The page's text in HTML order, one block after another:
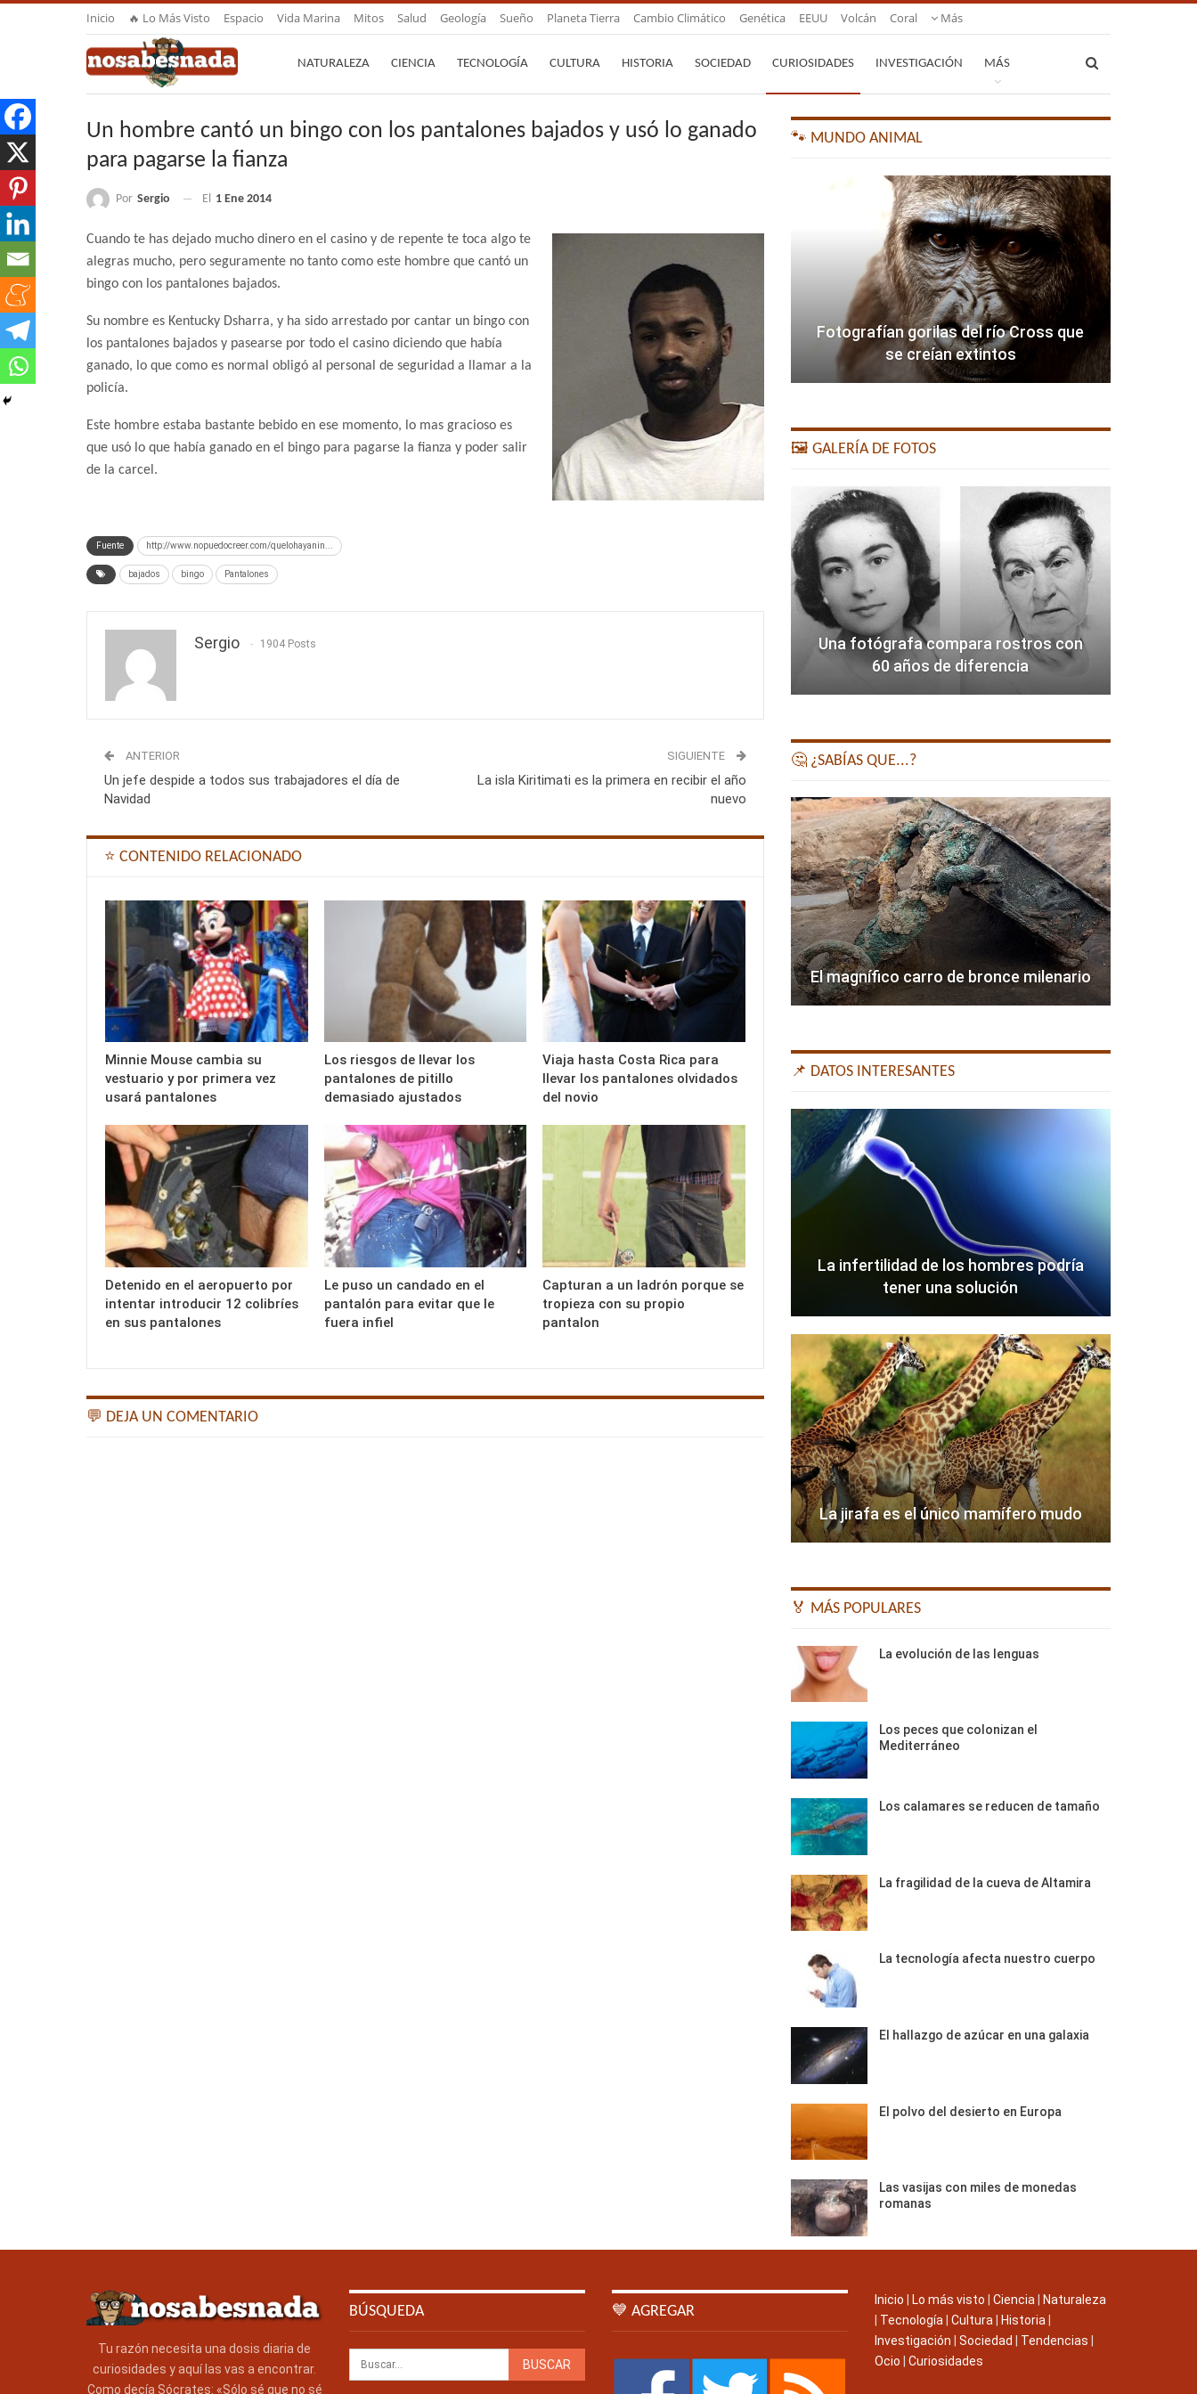
Inicio 🔥 Lo Más Visto Espacio Vida Marina Mitos Salud Geología Sueño Planeta Tierra Cambio Climático Genética EEUU Volcán Coral Más
NATURALEZA CIENCIA TECNOLOGÍA CULTURA HISTORIA SOCIEDAD CURIOSIDADES INVESTIGACIÓN MÁS
Un hombre cantó un bingo con los pantalones bajados y usó lo ganado
para pagarse la fianza
Por Sergio El 1 Ene 2014
Cuando te has dejado mucho dinero en el casino y de repente te toca algo te
alegras mucho, pero seguramente no tanto como este hombre que cantó un
bingo con los pantalones bajados.
Su nombre es Kentucky Dsharra, y ha sido arrestado por cantar un bingo con
los pantalones bajados y pasearse por todo el casino diciendo que había
ganado, lo que como es normal obligó al personal de seguridad a llamar a la
policía.
Este hombre estaba bastante bebido en ese momento, lo mas gracioso es
que usó lo que había ganado en el bingo para pagarse la fianza y poder salir
de la carcel.
Fuente http://www.nopuedocreer.com/quelohayanin...
bajados bingo Pantalones
Sergio 1904 Posts
ANTERIOR
Un jefe despide a todos sus trabajadores el día de
Navidad
SIGUIENTE
La isla Kiritimati es la primera en recibir el año
nuevo
⭐ CONTENIDO RELACIONADO
Minnie Mouse cambia su
vestuario y por primera vez
usará pantalones
Los riesgos de llevar los
pantalones de pitillo
demasiado ajustados
Viaja hasta Costa Rica para
llevar los pantalones olvidados
del novio
Detenido en el aeropuerto por
intentar introducir 12 colibríes
en sus pantalones
Le puso un candado en el
pantalón para evitar que le
fuera infiel
Capturan a un ladrón porque se
tropieza con su propio
pantalon
💬 DEJA UN COMENTARIO
🐾 MUNDO ANIMAL
Fotografían gorilas del río Cross que
se creían extintos
🖼️ GALERÍA DE FOTOS
Una fotógrafa compara rostros con
60 años de diferencia
🤔 ¿SABÍAS QUE...?
El magnífico carro de bronce milenario
📌 DATOS INTERESANTES
La infertilidad de los hombres podría
tener una solución
La jirafa es el único mamífero mudo
🏅 MÁS POPULARES
La evolución de las lenguas
Los peces que colonizan el
Mediterráneo
Los calamares se reducen de tamaño
La fragilidad de la cueva de Altamira
La tecnología afecta nuestro cuerpo
El hallazgo de azúcar en una galaxia
El polvo del desierto en Europa
Las vasijas con miles de monedas
romanas
Tu razón necesita una dosis diaria de
curiosidades y aquí las vas a encontrar.
Como decía Sócrates: «Sólo sé que no sé
BÚSQUEDA 💙 AGREGAR
Inicio Lo más visto Ciencia
Naturaleza
Tecnología Cultura Historia
Investigación
Sociedad Tendencias
Ocio
Curiosidades